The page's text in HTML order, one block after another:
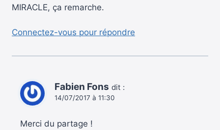
MIRACLE, ça remarche.
Connectez-vous pour répondre
Fabien Fons dit :
14/07/2017 à 11:30
Merci du partage !